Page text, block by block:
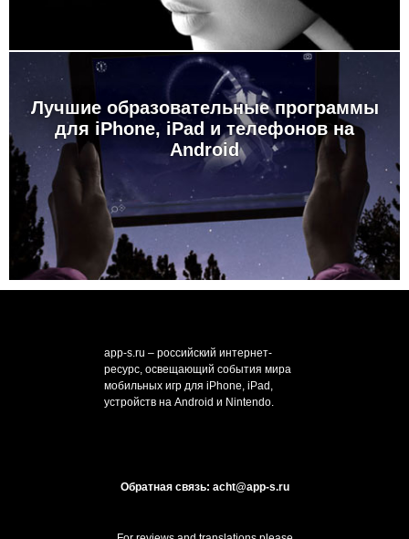
Лучшие образовательные программы
для iPhone, iPad и телефонов на
Android
app-s.ru – российский интернет-
ресурс, освещающий события мира
мобильных игр для iPhone, iPad,
устройств на Android и Nintendo.
Обратная связь: acht@app-s.ru